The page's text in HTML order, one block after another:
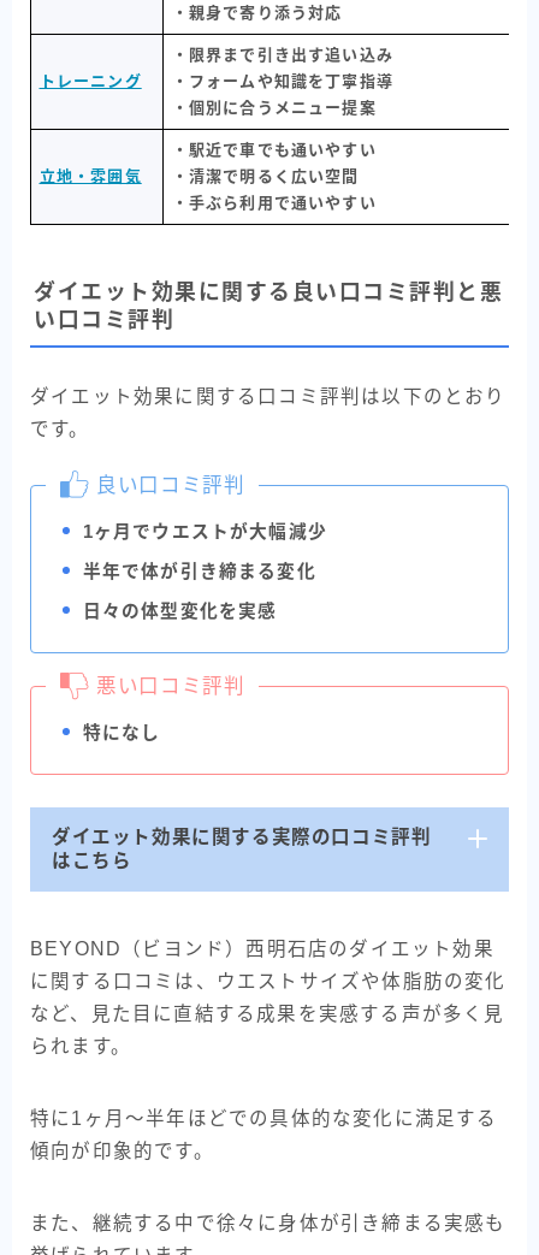
・親身で寄り添う対応
トレーニング
・限界まで引き出す追い込み
・フォームや知識を丁寧指導
・個別に合うメニュー提案
立地・雰囲気
・駅近で車でも通いやすい
・清潔で明るく広い空間
・手ぶら利用で通いやすい
ダイエット効果に関する良い口コミ評判と悪
い口コミ評判
ダイエット効果に関する口コミ評判は以下のとおり
です。
良い口コミ評判
1ヶ月でウエストが大幅減少
半年で体が引き締まる変化
日々の体型変化を実感
悪い口コミ評判
特になし
ダイエット効果に関する実際の口コミ評判
はこちら
BEYOND（ビヨンド）西明石店のダイエット効果
に関する口コミは、ウエストサイズや体脂肪の変化
など、見た目に直結する成果を実感する声が多く見
られます。
特に1ヶ月〜半年ほどでの具体的な変化に満足する
傾向が印象的です。
また、継続する中で徐々に身体が引き締まる実感も